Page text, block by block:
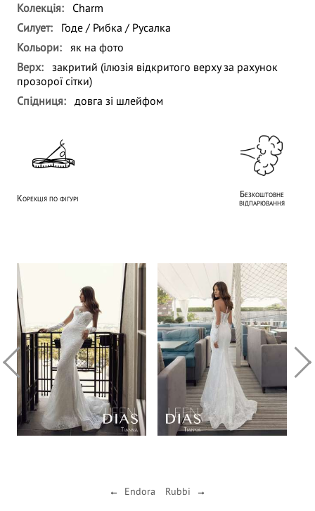
Колекція:
Charm
Силует:
Годе / Рибка / Русалка
Кольори: як на фото
Верх: закритий (ілюзія відкритого верху за рахунок
прозорої сітки)
Спідниця: довга зі шлейфом
Корекція по фігурі Безкоштовне
відпарювання
← Endora Rubbi →